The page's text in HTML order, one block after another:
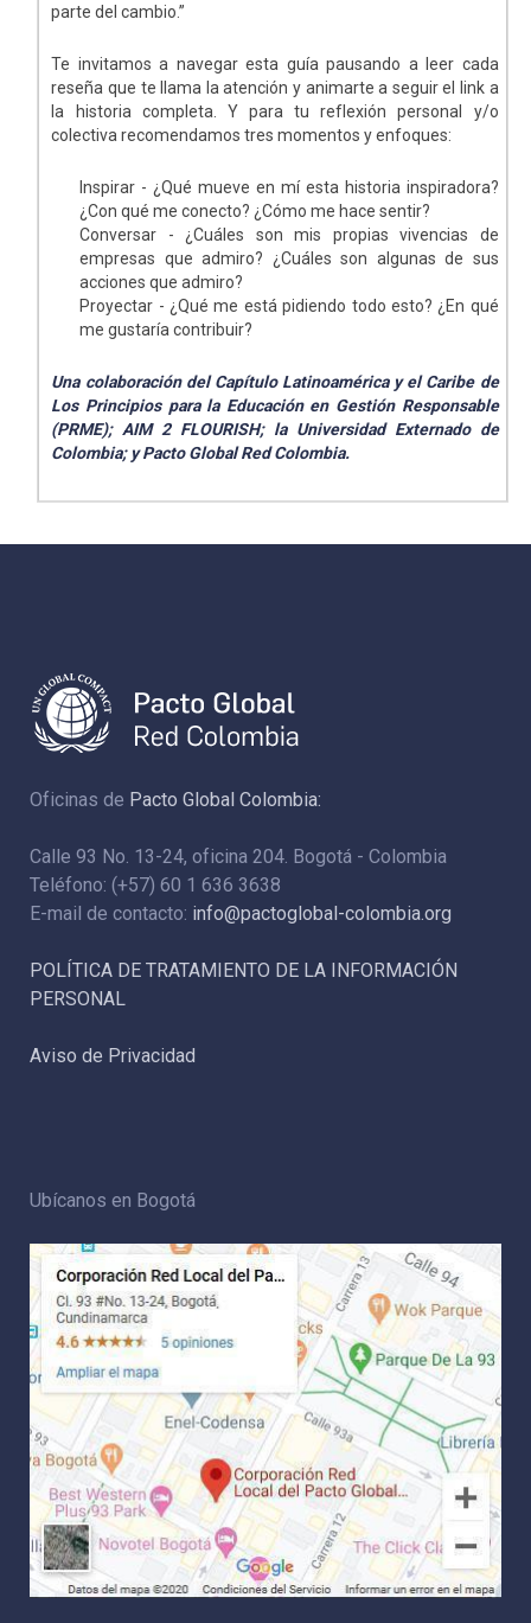
parte del cambio.”
Te invitamos a navegar esta guía pausando a leer cada
reseña que te llama la atención y animarte a seguir el link a
la historia completa. Y para tu reflexión personal y/o
colectiva recomendamos tres momentos y enfoques:
Inspirar - ¿Qué mueve en mí esta historia inspiradora?
¿Con qué me conecto? ¿Cómo me hace sentir?
Conversar - ¿Cuáles son mis propias vivencias de
empresas que admiro? ¿Cuáles son algunas de sus
acciones que admiro?
Proyectar - ¿Qué me está pidiendo todo esto? ¿En qué
me gustaría contribuir?
Una colaboración del Capítulo Latinoamérica y el Caribe de
Los Principios para la Educación en Gestión Responsable
(PRME); AIM 2 FLOURISH; la Universidad Externado de
Colombia; y Pacto Global Red Colombia.
Oficinas de Pacto Global Colombia:
Calle 93 No. 13-24, oficina 204. Bogotá - Colombia
Teléfono: (+57) 60 1 636 3638
E-mail de contacto: info@pactoglobal-colombia.org
POLÍTICA DE TRATAMIENTO DE LA INFORMACIÓN
PERSONAL
Aviso de Privacidad
Ubícanos en Bogotá